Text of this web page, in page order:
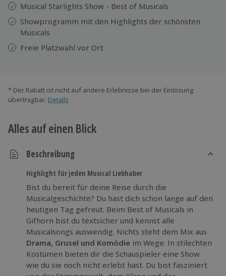
Musical Starlights Show - Best of Musicals
Showprogramm mit den Highlights der schönsten
Musicals
Freie Platzwahl vor Ort
* Der Rabatt ist nicht auf andere Erlebnisse bei der Einlösung
übertragbar. Details
Alles auf einen Blick
Beschreibung
Highlight für jeden Musical Liebhaber
Bist du bereit für deine Reise durch die
Musicalgeschichte? Du hast dich schon lange auf den
heutigen Tag gefreut. Beim Best of Musicals in
Gifhorn bist du textsicher und kennst alle
Musicalsongs auswendig. Nichts steht dem Mix aus
Drama, Grusel und Komödie im Wege. In stilechten
Kostümen bieten dir die Schauspieler eine Show
wie du sie noch nicht erlebt hast. Du bist fasziniert